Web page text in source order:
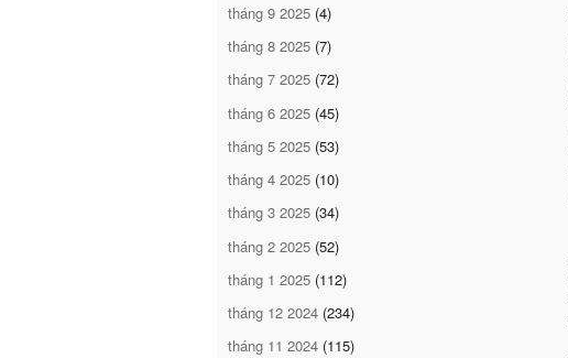
tháng 9 2025 (4)
tháng 8 2025 (7)
tháng 7 2025 (72)
tháng 6 2025 (45)
tháng 5 2025 (53)
tháng 4 2025 (10)
tháng 3 2025 (34)
tháng 2 2025 (52)
tháng 1 2025 (112)
tháng 12 2024 (234)
tháng 11 2024 (115)